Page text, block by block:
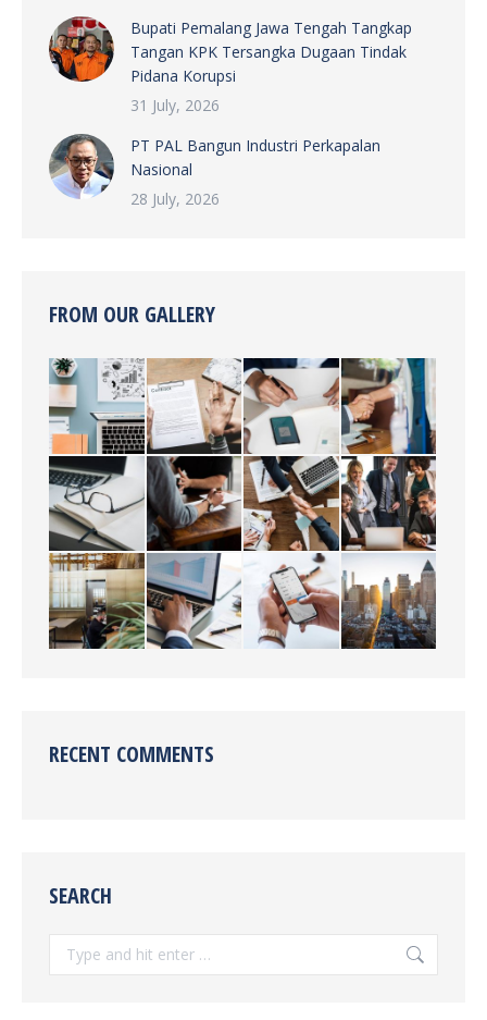
Bupati Pemalang Jawa Tengah Tangkap
Tangan KPK Tersangka Dugaan Tindak
Pidana Korupsi
31 July, 2026
PT PAL Bangun Industri Perkapalan
Nasional
28 July, 2026
FROM OUR GALLERY
RECENT COMMENTS
SEARCH